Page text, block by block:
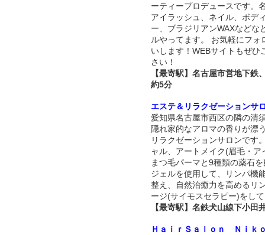
ーティープロデュースです。
アイラッシュ、ネイル、ボデ
ー、ブラジリアンWAXなどな
ルやってます。 お気軽にフォ
いします！WEBサイトもぜひ
さい！
【最寄駅】名古屋市営地下鉄
約5分
エステ＆リラクゼーション
愛知県名古屋市西区の隣の清
隠れ家的なアロマの香りが漂
リラクゼーションサロンです
ャル、アートメイク(眉毛・ア
まつ毛パーマと9種類の薬石
ジェルを使用して、リンパ機
整え、自然治癒力を高めるリ
ージ(サイモスセラピー)をし
【最寄駅】名鉄犬山線下小田
ＨａｉｒＳａｌｏｎ Ｎｉｋ